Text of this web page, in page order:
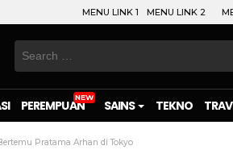
MENU LINK 1 MENU LINK 2
Search
PEREMPUAN SAINS TEKNO
Pratama Arhan di Tokyo